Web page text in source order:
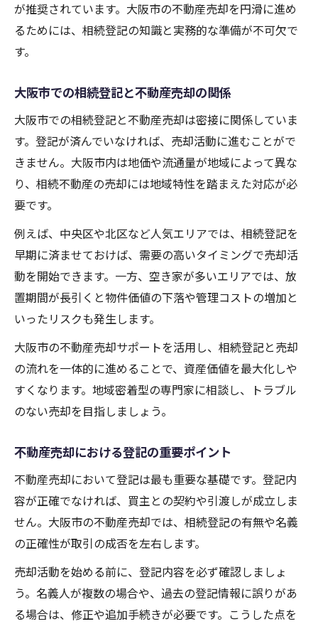
が推奨されています。大阪市の不動産売却を円滑に進め
るためには、相続登記の知識と実務的な準備が不可欠で
す。
大阪市での相続登記と不動産売却の関係
大阪市での相続登記と不動産売却は密接に関係していま
す。登記が済んでいなければ、売却活動に進むことがで
きません。大阪市内は地価や流通量が地域によって異な
り、相続不動産の売却には地域特性を踏まえた対応が必
要です。
例えば、中央区や北区など人気エリアでは、相続登記を
早期に済ませておけば、需要の高いタイミングで売却活
動を開始できます。一方、空き家が多いエリアでは、放
置期間が長引くと物件価値の下落や管理コストの増加と
いったリスクも発生します。
大阪市の不動産売却サポートを活用し、相続登記と売却
の流れを一体的に進めることで、資産価値を最大化しや
すくなります。地域密着型の専門家に相談し、トラブル
のない売却を目指しましょう。
不動産売却における登記の重要ポイント
不動産売却において登記は最も重要な基礎です。登記内
容が正確でなければ、買主との契約や引渡しが成立しま
せん。大阪市の不動産売却では、相続登記の有無や名義
の正確性が取引の成否を左右します。
売却活動を始める前に、登記内容を必ず確認しましょ
う。名義人が複数の場合や、過去の登記情報に誤りがあ
る場合は、修正や追加手続きが必要です。こうした点を